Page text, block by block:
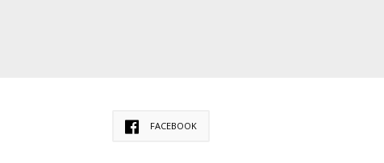
FACEBOOK